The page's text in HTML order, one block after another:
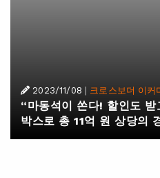
2023/11/08 크로스보더 이커
“마동석이 쏜다! 할인도
박스로 총 11억 원 상당의